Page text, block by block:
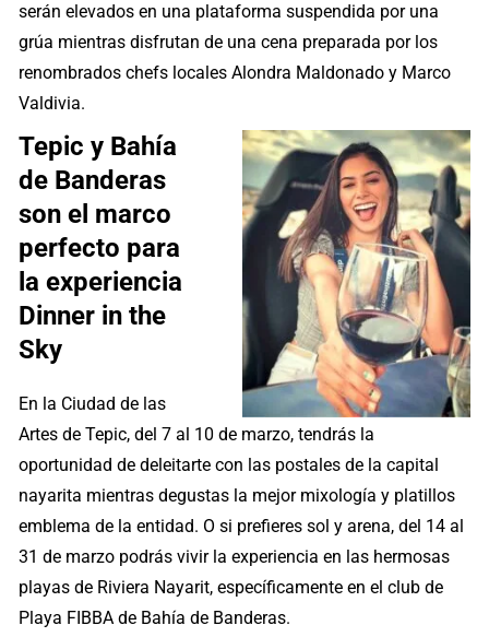
serán elevados en una plataforma suspendida por una
grúa mientras disfrutan de una cena preparada por los
renombrados chefs locales Alondra Maldonado y Marco
Valdivia.
Tepic y Bahía
de Banderas
son el marco
perfecto para
la experiencia
Dinner in the
Sky
En la Ciudad de las
Artes de Tepic, del 7 al 10 de marzo, tendrás la
oportunidad de deleitarte con las postales de la capital
nayarita mientras degustas la mejor mixología y platillos
emblema de la entidad. O si prefieres sol y arena, del 14 al
31 de marzo podrás vivir la experiencia en las hermosas
playas de Riviera Nayarit, específicamente en el club de
Playa FIBBA de Bahía de Banderas.